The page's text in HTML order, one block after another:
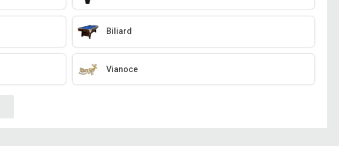
Biliard
Vianoce